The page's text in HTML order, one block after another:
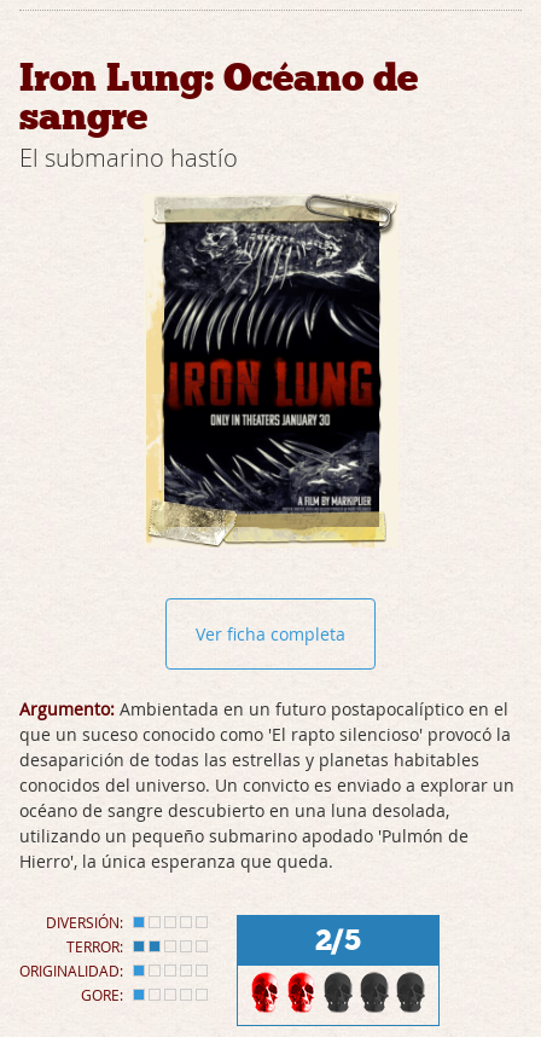
Iron Lung: Océano de
sangre
El submarino hastío
Ver ficha completa
Argumento: Ambientada en un futuro postapocalíptico en el
que un suceso conocido como 'El rapto silencioso' provocó la
desaparición de todas las estrellas y planetas habitables
conocidos del universo. Un convicto es enviado a explorar un
océano de sangre descubierto en una luna desolada,
utilizando un pequeño submarino apodado 'Pulmón de
Hierro', la única esperanza que queda.
DIVERSIÓN:
TERROR:
ORIGINALIDAD:
GORE:
2/5